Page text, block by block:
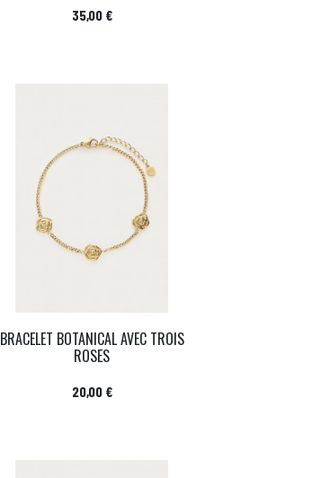
Prix
35,00 €
BRACELET BOTANICAL AVEC TROIS
ROSES
Prix
20,00 €